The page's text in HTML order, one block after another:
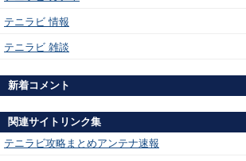
テニラビ 情報
テニラビ 雑談
新着コメント
関連サイトリンク集
テニラビ攻略まとめアンテナ速報